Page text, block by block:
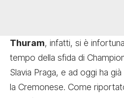
Thuram, infatti, si è
tempo della sfida di
Slavia Praga, e ad oggi ha
la Cremonese. Come